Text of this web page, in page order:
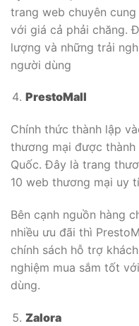
trang web chuyên
với giá cả phải chăng.
lượng và những trải
người dùng
PrestoMall
Chính thức thành lập
thương mại được
Quốc. Đây là trang
10 web thương mại uy
Bên cạnh nguồn hàng
nhiều ưu đãi thì
chính sách hỗ trợ
nghiệm mua sắm tốt
dùng.
Zalora